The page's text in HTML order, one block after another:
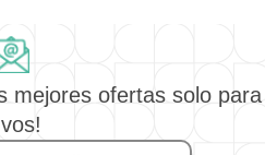
mejores ofertas solo para
vos!